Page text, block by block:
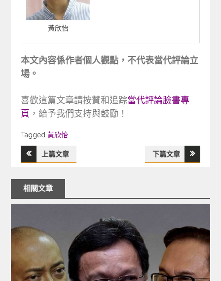
黃欣怡
本文內容係作者個人觀點，不代表當代評論立
場。
喜歡這篇文章請按贊和追踪當代評論臉書專
頁 ，給予我們支持與鼓勵！
Tagged
Tagged黃欣怡
文
章
覽
上篇文章 下篇文章
相關文章